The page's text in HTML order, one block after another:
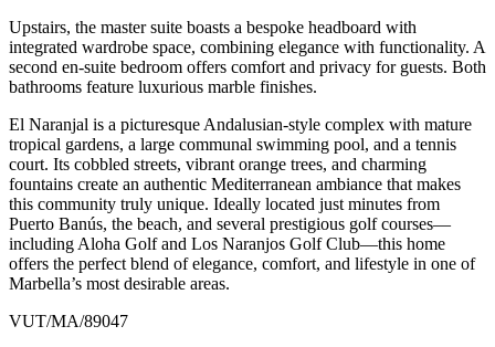
Upstairs, the master suite boasts a bespoke headboard with
integrated wardrobe space, combining elegance with functionality. A
second en-suite bedroom offers comfort and privacy for guests. Both
bathrooms feature luxurious marble finishes.
El Naranjal is a picturesque Andalusian-style complex with mature
tropical gardens, a large communal swimming pool, and a tennis
court. Its cobbled streets, vibrant orange trees, and charming
fountains create an authentic Mediterranean ambiance that makes
this community truly unique. Ideally located just minutes from
Puerto Banús, the beach, ‌and ‌several ‌prestigious ‌golf courses—
including ‌Aloha Golf ‌and Los Naranjos Golf Club—this home
offers the ‌perfect blend ‌of elegance, ‌comfort, and lifestyle ‌in ‌one ‌of
‌Marbella’s ‌most ‌desirable ‌areas.
VUT/MA/89047